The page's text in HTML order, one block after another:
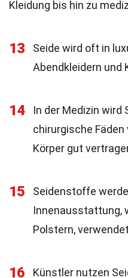
Kleidung bis hin zu
13
Seide wird oft in
Abendkleidern und
14
In der Medizin wird
chirurgische
Körper gut
15
Seidenstoffe
Innenausstattung,
Polstern,
16
Künstler nutzen